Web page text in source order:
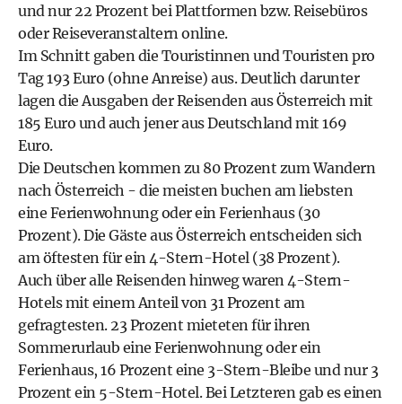
und nur 22 Prozent bei Plattformen bzw. Reisebüros
oder Reiseveranstaltern online.
Im Schnitt gaben die Touristinnen und Touristen pro
Tag 193 Euro (ohne Anreise) aus. Deutlich darunter
lagen die Ausgaben der Reisenden aus Österreich mit
185 Euro und auch jener aus Deutschland mit 169
Euro.
Die Deutschen kommen zu 80 Prozent zum Wandern
nach Österreich - die meisten buchen am liebsten
eine Ferienwohnung oder ein Ferienhaus (30
Prozent). Die Gäste aus Österreich entscheiden sich
am öftesten für ein 4-Stern-Hotel (38 Prozent).
Auch über alle Reisenden hinweg waren 4-Stern-
Hotels mit einem Anteil von 31 Prozent am
gefragtesten. 23 Prozent mieteten für ihren
Sommerurlaub eine Ferienwohnung oder ein
Ferienhaus, 16 Prozent eine 3-Stern-Bleibe und nur 3
Prozent ein 5-Stern-Hotel. Bei Letzteren gab es einen